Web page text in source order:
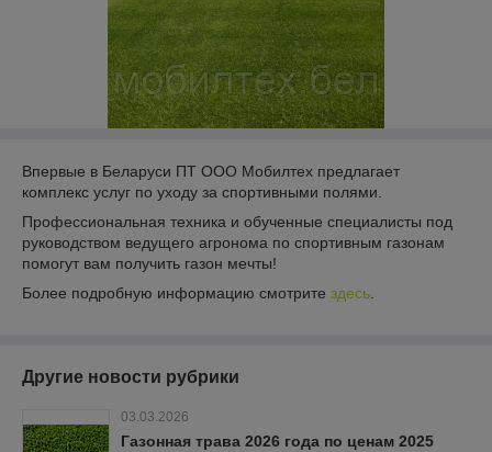
Впервые в Беларуси ПТ ООО Мобилтех предлагает
комплекс услуг по уходу за спортивными полями.
Профессиональная техника и обученные специалисты под
руководством ведущего агронома по спортивным газонам
помогут вам получить газон мечты!
Более подробную информацию смотрите здесь
Другие новости рубрики
03.03.2026
Газонная трава 2026 года по ценам 2025